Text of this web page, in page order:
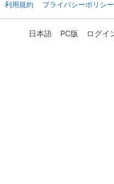
利用規約 プライバシーポリシー
日本語 PC版 ログイ